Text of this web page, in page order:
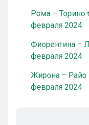
Рома – Торино
февраля 2024
Фиорентина –
февраля 2024
Жирона – Райо
февраля 2024